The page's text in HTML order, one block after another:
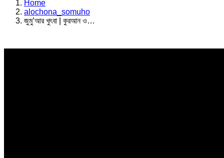
Home
alochona_somuho
জুমু’আর খুৎবা | কুরআন ও…